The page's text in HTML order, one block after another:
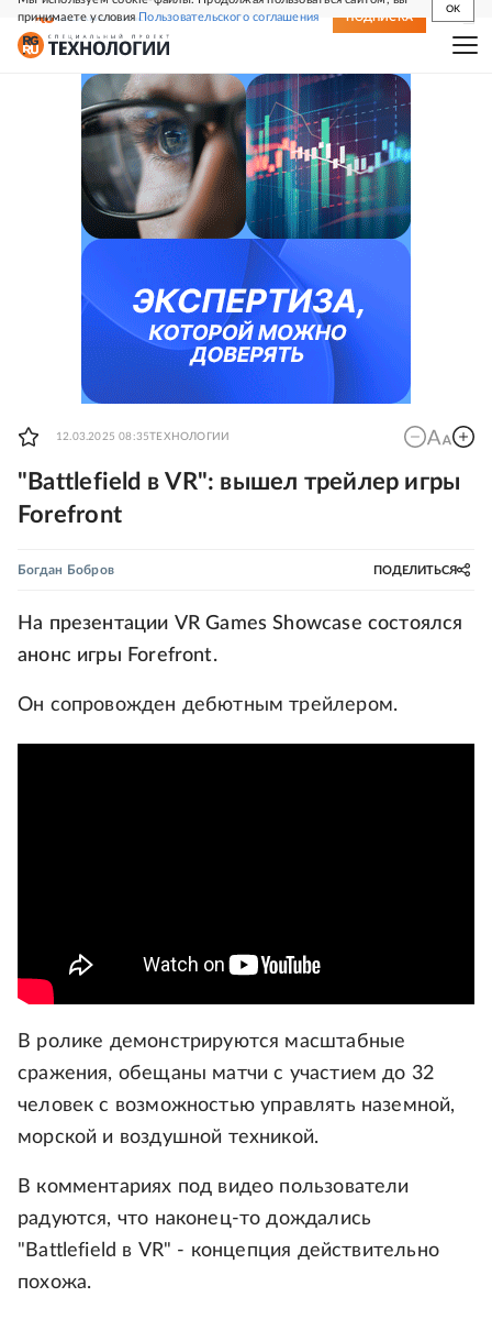
принимаете условияПользовательского соглашения
OK
СВЕЖИЙ НОМЕР ПОДПИСКА
12.03.2025 08:35ТЕХНОЛОГИИ
"Battlefield в VR": вышел трейлер игры
Forefront
Богдан Бобров ПОДЕЛИТЬСЯ
На презентации VR Games Showcase состоялся
анонс игры Forefront.
Он сопровожден дебютным трейлером.
В ролике демонстрируются масштабные
сражения, обещаны матчи с участием до 32
человек с возможностью управлять наземной,
морской и воздушной техникой.
В комментариях под видео пользователи
радуются, что наконец-то дождались
"Battlefield в VR" - концепция действительно
похожа.